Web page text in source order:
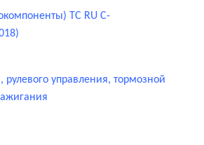
ТС RU С-
управления, тормозной